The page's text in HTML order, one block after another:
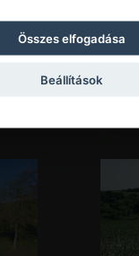
Összes elfogadása
Beállítások